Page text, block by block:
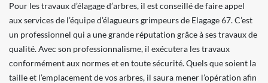
Pour les travaux d’élagage d’arbres, il est conseillé de faire appel
aux services de l’équipe d’élagueurs grimpeurs de Elagage 67. C’est
un professionnel qui a une grande réputation grâce à ses travaux de
qualité. Avec son professionnalisme, il exécutera les travaux
conformément aux normes et en toute sécurité. Quels que soient la
taille et l’emplacement de vos arbres, il saura mener l’opération afin